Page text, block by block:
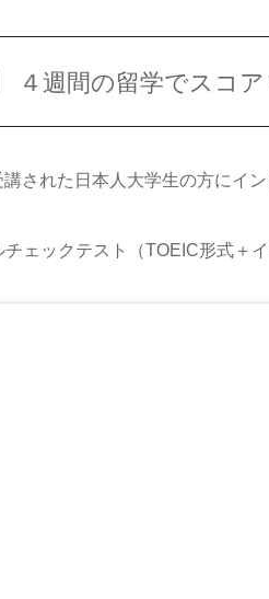
４週間の留学でスコア
された日本人大学生の方にイン
ェックテスト（TOEIC形式＋